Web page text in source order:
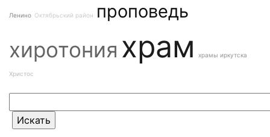
Ленино Октябрьский район проповедь
хиротония храм храмы иркутска
Христос